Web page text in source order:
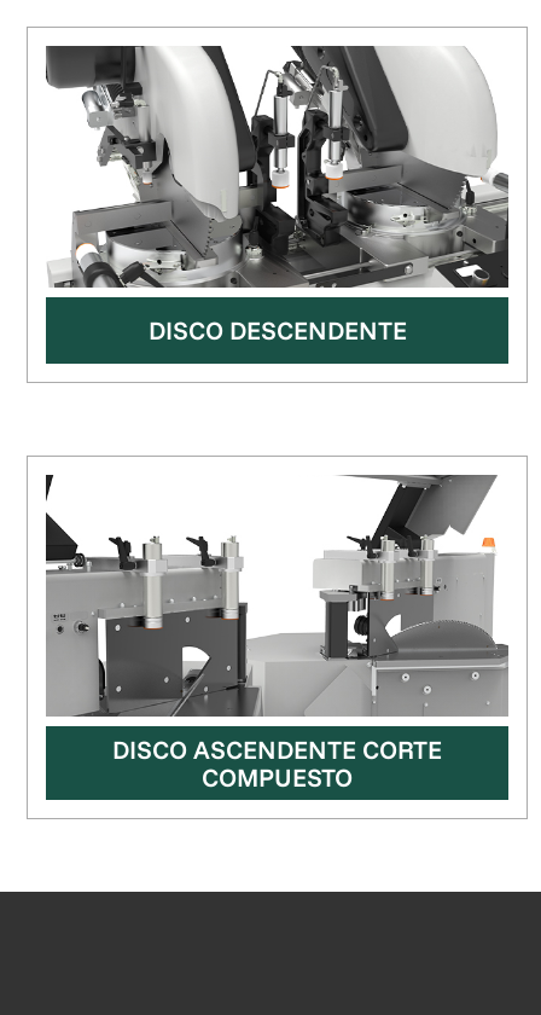
DISCO DESCENDENTE
DISCO ASCENDENTE CORTE
COMPUESTO